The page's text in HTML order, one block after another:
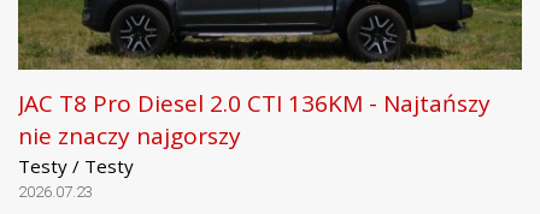
JAC T8 Pro Diesel 2.0 CTI 136KM - Najtańszy
nie znaczy najgorszy
Testy / Testy
2026.07.23